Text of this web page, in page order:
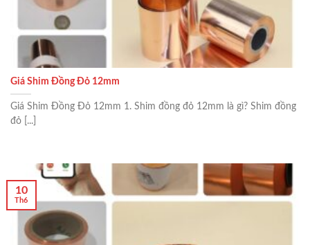
Giá Shim Đồng Đỏ 12mm
Giá Shim Đồng Đỏ 12mm 1. Shim đồng đỏ 12mm là gì? Shim đồng
đỏ [...]
10
Th6